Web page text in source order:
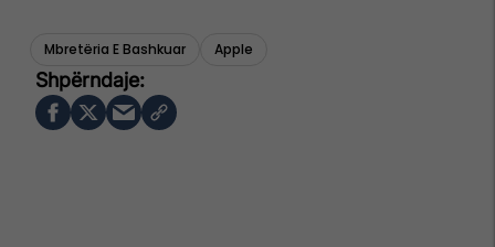
Mbretëria E Bashkuar Apple